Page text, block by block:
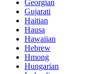
Georgian
Gujarati
Haitian
Hausa
Hawaiian
Hebrew
Hmong
Hungarian